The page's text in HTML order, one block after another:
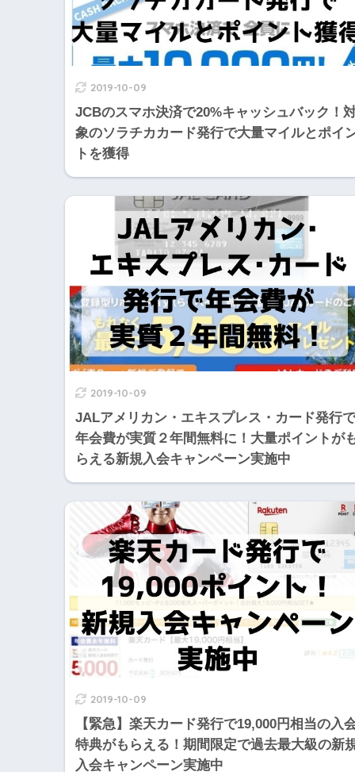
2019-10-09
JCBのスマホ決済で20%キャッシュバック！
象のソラチカカード発行で大量マイルとポイ
トを獲得
2019-10-09
JALアメリカン・エキスプレス・カード発行で
年会費が実質２年間無料に！大量ポイントが
らえる新規入会キャンペーン実施中
2019-10-09
【緊急】楽天カード発行で19,000円相当の入
特典がもらえる！期間限定で過去最大級の新
入会キャンペーン実施中